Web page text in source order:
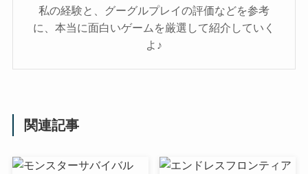
私の経験と、グーグルプレイの評価などを参考
に、本当に面白いゲームを厳選して紹介していく
よ♪
関連記事